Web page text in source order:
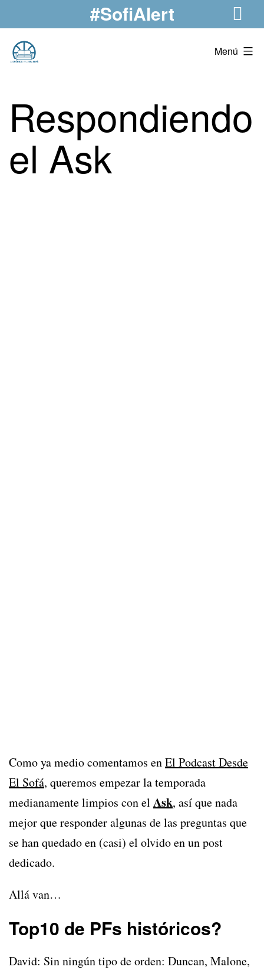
al
contenido
#SofiAlert
La
El
Sofá
Menú
Respondiendo
el Ask
Como ya medio comentamos enEl Podcast Desde
El Sofá, queremos empezar la temporada
medianamente limpios con el Ask, así que nada
mejor que responder algunas de las preguntas que
se han quedado en (casi) el olvido en un post
dedicado.
Allá van…
Top10 de PFs históricos?
David: Sin ningún tipo de orden: Duncan, Malone,